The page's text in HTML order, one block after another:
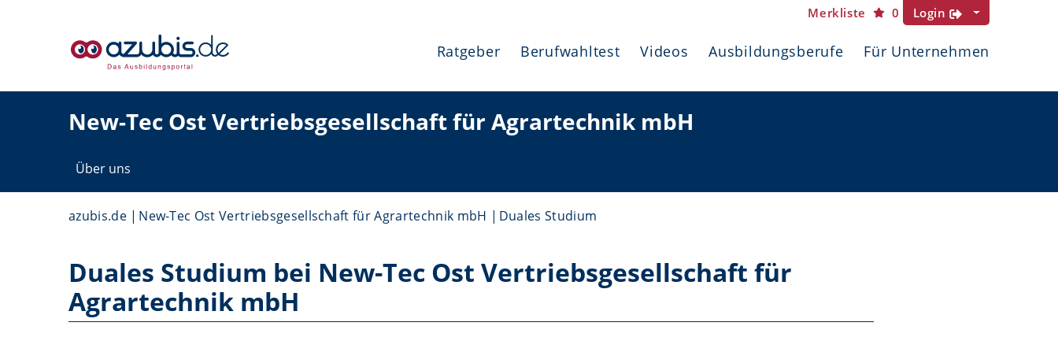
Merkliste 0 Login
Ratgeber Berufwahltest Videos Ausbildungsberufe Für Unternehmen
New-Tec Ost Vertriebsgesellschaft für Agrartechnik mbH
Über uns
azubis.de New-Tec Ost Vertriebsgesellschaft für Agrartechnik mbH Duales Studium
Duales Studium bei New-Tec Ost Vertriebsgesellschaft für
Agrartechnik mbH